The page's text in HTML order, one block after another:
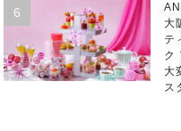
大
テ
ク
大
ス